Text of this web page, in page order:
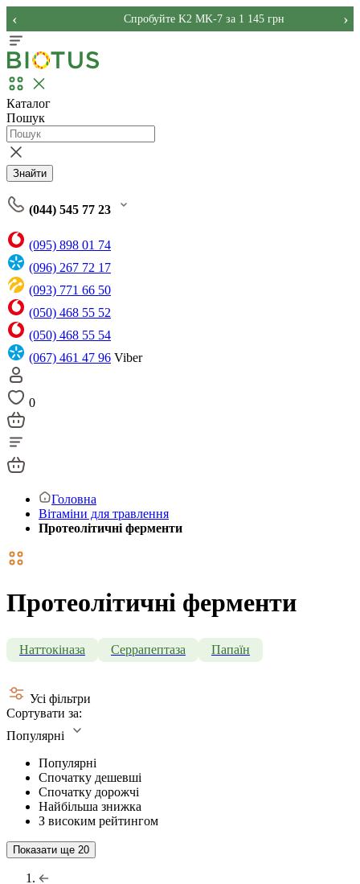
Спробуйте K2 MK-7 за 1 145 грн
‹ ›
Каталог
Пошук
Знайти
(044) 545 77 23
(095) 898 01 74
(096) 267 72 17
(093) 771 66 50
(050) 468 55 52
(050) 468 55 54
(067) 461 47 96 Viber
0
Головна
Вітаміни для травлення
Протеолітичні ферменти
Протеолітичні ферменти
Наттокіназа Серрапептаза Папаїн
Усі фільтри
Сортувати за:
Популярні
Популярні
Спочатку дешевші
Спочатку дорожчі
Найбільша знижка
З високим рейтингом
Показати ще 20